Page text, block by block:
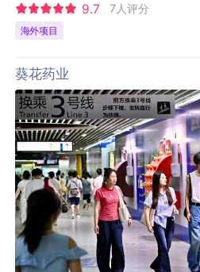
9.7 7人评分
海外项目
葵花药业